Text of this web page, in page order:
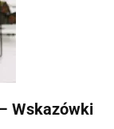
Wskazówki